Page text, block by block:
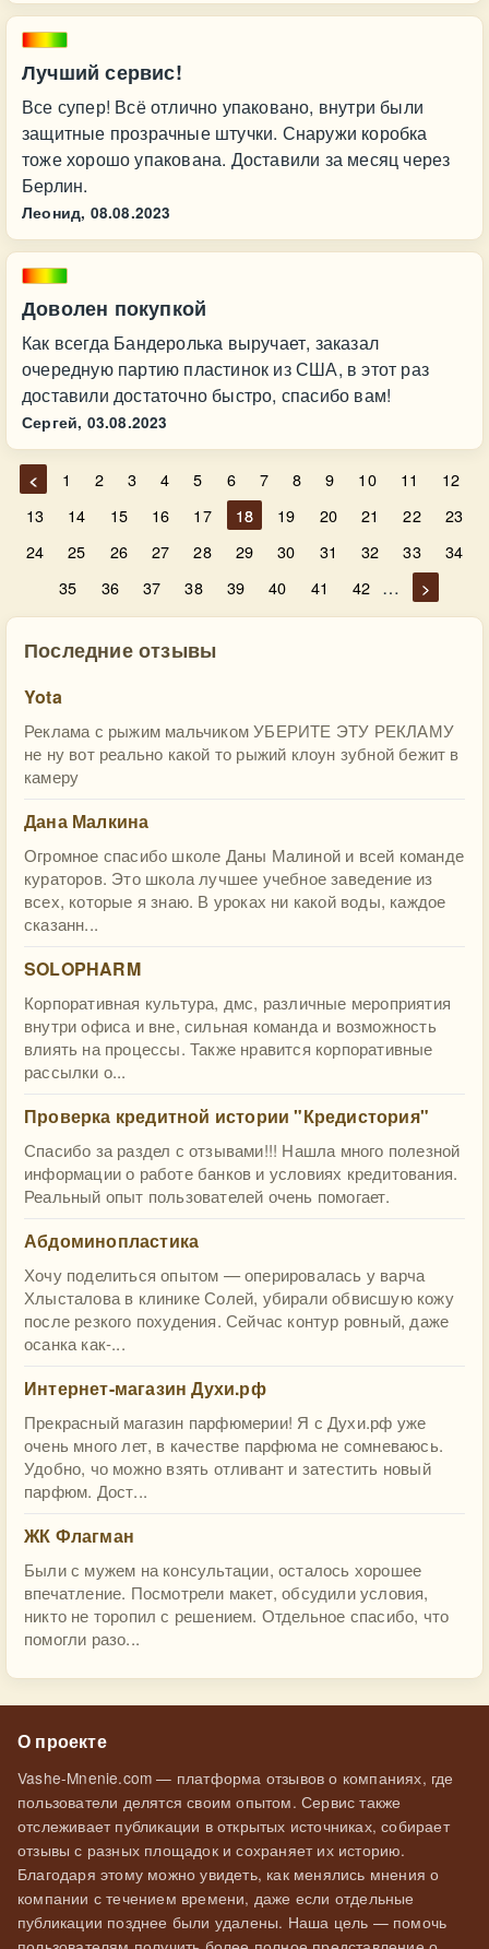
Лучший сервис!
Все супер! Всё отлично упаковано, внутри были
защитные прозрачные штучки. Снаружи коробка
тоже хорошо упакована. Доставили за месяц через
Берлин.
Леонид, 08.08.2023
Доволен покупкой
Как всегда Бандеролька выручает, заказал
очередную партию пластинок из США, в этот раз
доставили достаточно быстро, спасибо вам!
Сергей, 03.08.2023
< 1 2 3 4 5 6 7 8 9 10 11
12
13
14 15 16 17 18 19 20 21 22
23
24
25 26 27 28 29 30 31 32 33
34
35
36 37 38 39 40 41 42 … >
Последние отзывы
Yota
Реклама с рыжим мальчиком УБЕРИТЕ ЭТУ РЕКЛАМУ
не ну вот реально какой то рыжий клоун зубной бежит в
камеру
Дана Малкина
Огромное спасибо школе Даны Малиной и всей команде
кураторов. Это школа лучшее учебное заведение из
всех, которые я знаю. В уроках ни какой воды, каждое
сказанн...
SOLOPHARM
Корпоративная культура, дмс, различные мероприятия
внутри офиса и вне, сильная команда и возможность
влиять на процессы. Также нравится корпоративные
рассылки о...
Проверка кредитной истории "Кредистория"
Спасибо за раздел с отзывами!!! Нашла много полезной
информации о работе банков и условиях кредитования.
Реальный опыт пользователей очень помогает.
Абдоминопластика
Хочу поделиться опытом — оперировалась у варча
Хлысталова в клинике Солей, убирали обвисшую кожу
после резкого похудения. Сейчас контур ровный, даже
осанка как-...
Интернет-магазин Духи.рф
Прекрасный магазин парфюмерии! Я с Духи.рф уже
очень много лет, в качестве парфюма не сомневаюсь.
Удобно, чо можно взять отливант и затестить новый
парфюм. Дост...
ЖК Флагман
Были с мужем на консультации, осталось хорошее
впечатление. Посмотрели макет, обсудили условия,
никто не торопил с решением. Отдельное спасибо, что
помогли разо...
О проекте
Vashe-Mnenie.com — платформа отзывов о компаниях, где
пользователи делятся своим опытом. Сервис также
отслеживает публикации в открытых источниках, собирает
отзывы с разных площадок и сохраняет их историю.
Благодаря этому можно увидеть, как менялись мнения о
компании с течением времени, даже если отдельные
публикации позднее были удалены. Наша цель — помочь